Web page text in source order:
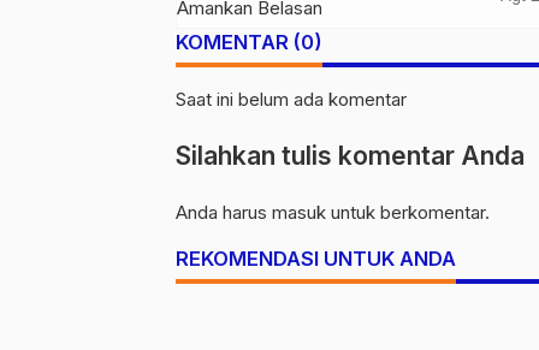
KOMENTAR (0)
Saat ini belum ada komentar
Silahkan tulis komentar Anda
Anda harus masuk untuk berkomentar.
REKOMENDASI UNTUK ANDA